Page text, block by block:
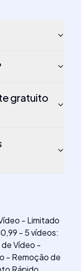
gratuito
- Limitado
- 5 vídeos:
Vídeo -
- Remoção de